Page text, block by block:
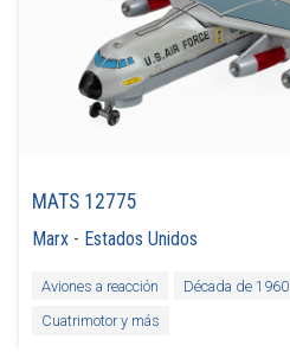
MATS 12775
Marx - Estados Unidos
Aviones a reacción Década de 1960
Cuatrimotor y más